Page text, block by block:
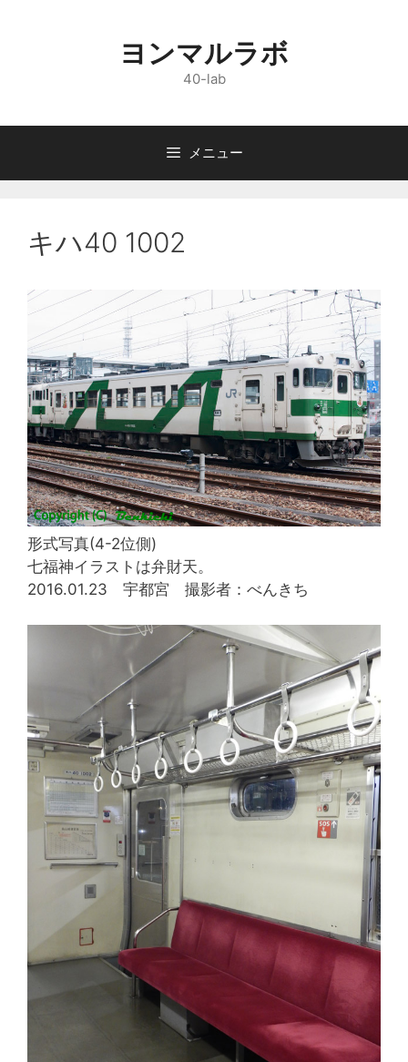
へ
ヨンマルラボ
40-lab
メニュー
キハ40 1002
形式写真(4-2位側)
七福神イラストは弁財天。
2016.01.23 宇都宮 撮影者：べんきち